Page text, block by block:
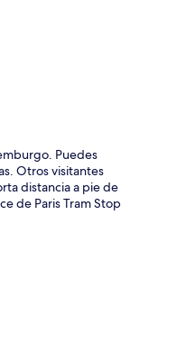
Puedes
Otros visitantes
distancia a pie de
de Paris Tram Stop